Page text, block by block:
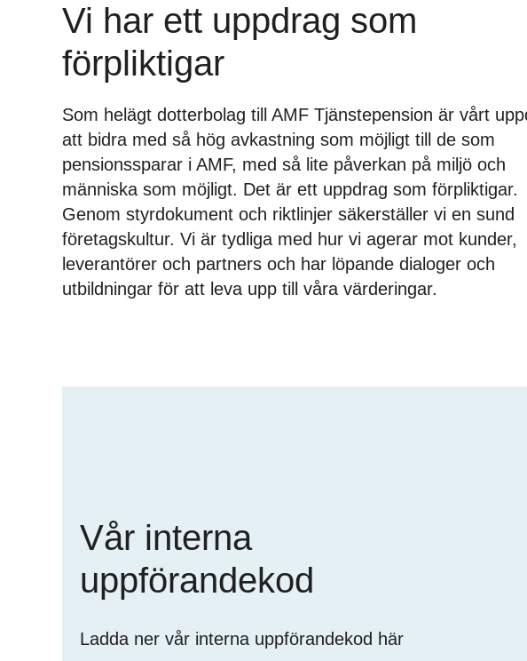
Vi har ett uppdrag som
förpliktigar
Som helägt dotterbolag till AMF Tjänstepension är vårt
att bidra med så hög avkastning som möjligt till de som
pensionssparar i AMF, med så lite påverkan på miljö och
människa som möjligt. Det är ett uppdrag som förpliktigar.
Genom styrdokument och riktlinjer säkerställer vi en sund
företagskultur. Vi är tydliga med hur vi agerar mot kunder,
leverantörer och partners och har löpande dialoger och
utbildningar för att leva upp till våra värderingar.
Vår interna
uppförandekod
Ladda ner vår interna uppförandekod här